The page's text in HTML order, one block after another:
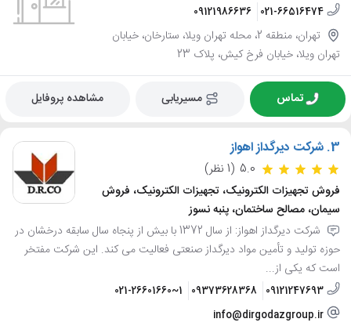
021-66516474
09121986636
تهران، منطقه 2، محله تهران ویلا، ستارخان، خیابان
تهران ویلا، خیابان فرخ کیش، پلاک 23
تماس مسیریابی مشاهده پروفایل
3. شرکت دیرگداز اهواز
5.0 (1 نظر)
فروش تجهیزات الکترونیک، تجهیزات الکترونیک، فروش
سیمان، مصالح ساختمان، پنبه نسوز
شرکت دیرگداز اهواز: از سال 1372 با بیش از پنجاه سال سابقه درخشان در
حوزه تولید و تأمین مواد دیرگداز صنعتی فعالیت می کند. این شرکت مفتخر
است که یکی از...
09121247693
09373628368
021-26601660~1
info@dirgodazgroup.ir